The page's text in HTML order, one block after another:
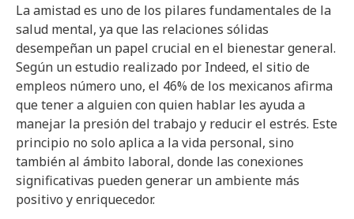
La amistad es uno de los pilares fundamentales de la
salud mental, ya que las relaciones sólidas
desempeñan un papel crucial en el bienestar general.
Según un estudio realizado por Indeed, el sitio de
empleos número uno, el 46% de los mexicanos afirma
que tener a alguien con quien hablar les ayuda a
manejar la presión del trabajo y reducir el estrés. Este
principio no solo aplica a la vida personal, sino
también al ámbito laboral, donde las conexiones
significativas pueden generar un ambiente más
positivo y enriquecedor.